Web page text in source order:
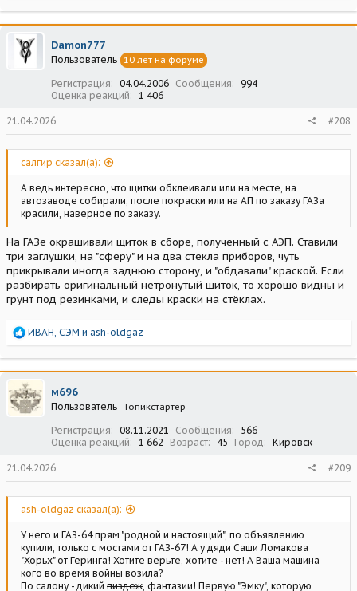
а
к
ц
и
и
Damon777
Пользователь 10 лет на форуме
Регистрация 04.04.2006 Сообщения
994
Оценка реакций
1 406
21.04.2026 #208
салгир сказал(а):
А ведь интересно, что щитки обклеивали или на месте, на
автозаводе собирали, после покраски или на АП по заказу ГАЗа
красили, наверное по заказу.
На ГАЗе окрашивали щиток в сборе, полученный с АЭП. Ставили
три заглушки, на "сферу" и на два стекла приборов, чуть
прикрывали иногда заднюю сторону, и "обдавали" краской. Если
разбирать оригинальный нетронутый щиток, то хорошо видны и
грунт под резинками, и следы краски на стёклах.
Р
а
к
ц
и
и
ИВАН СЭМ и ash-oldgaz
м696
Пользователь Топикстартер
Регистрация 08.11.2021 Сообщения
566
Оценка реакций
1 662 Возраст 45 Город Кировск
21.04.2026 #209
ash-oldgaz сказал(а):
У него и ГАЗ-64 прям "родной и настоящий", по объявлению
купили, только с мостами от ГАЗ-67! А у дяди Саши Ломакова
"Хорьх" от Геринга! Хотите верьте, хотите - нет! А Ваша машина
кого во время войны возила?
По салону - дикий пиздеж , фантазии! Первую "Эмку", которую